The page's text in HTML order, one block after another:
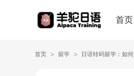
首页
首页 > 留学 > 日语转码留学：如